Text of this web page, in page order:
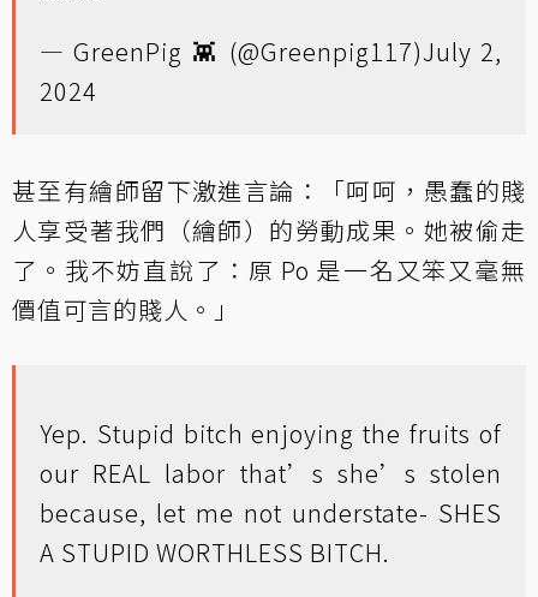
— GreenPig 👾 (@Greenpig117)July 2,
2024
甚至有繪師留下激進言論：「呵呵，愚蠢的賤
人享受著我們（繪師）的勞動成果。她被偷走
了。我不妨直說了：原 Po 是一名又笨又毫無
價值可言的賤人。」
Yep. Stupid bitch enjoying the fruits of
our REAL labor that’s she’s stolen
because, let me not understate- SHES
A STUPID WORTHLESS BITCH.